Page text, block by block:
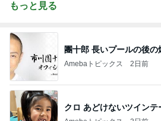
もっと見る
團十郎 長いプールの後の
Amebaトピックス 2日前
クロ あどけないツインテ